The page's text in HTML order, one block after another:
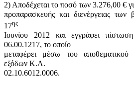
2) Αποδέχεται το ποσό των 3.276,00 €
προπαρασκευής και διενέργειας των
17ης
Ιουνίου 2012 και εγγράφει
06.00.1217, το οποίο
μεταφέρει μέσω του
εξόδων Κ.Α.
02.10.6012.0006.